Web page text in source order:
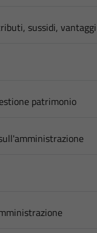
sussidi,
patrimonio